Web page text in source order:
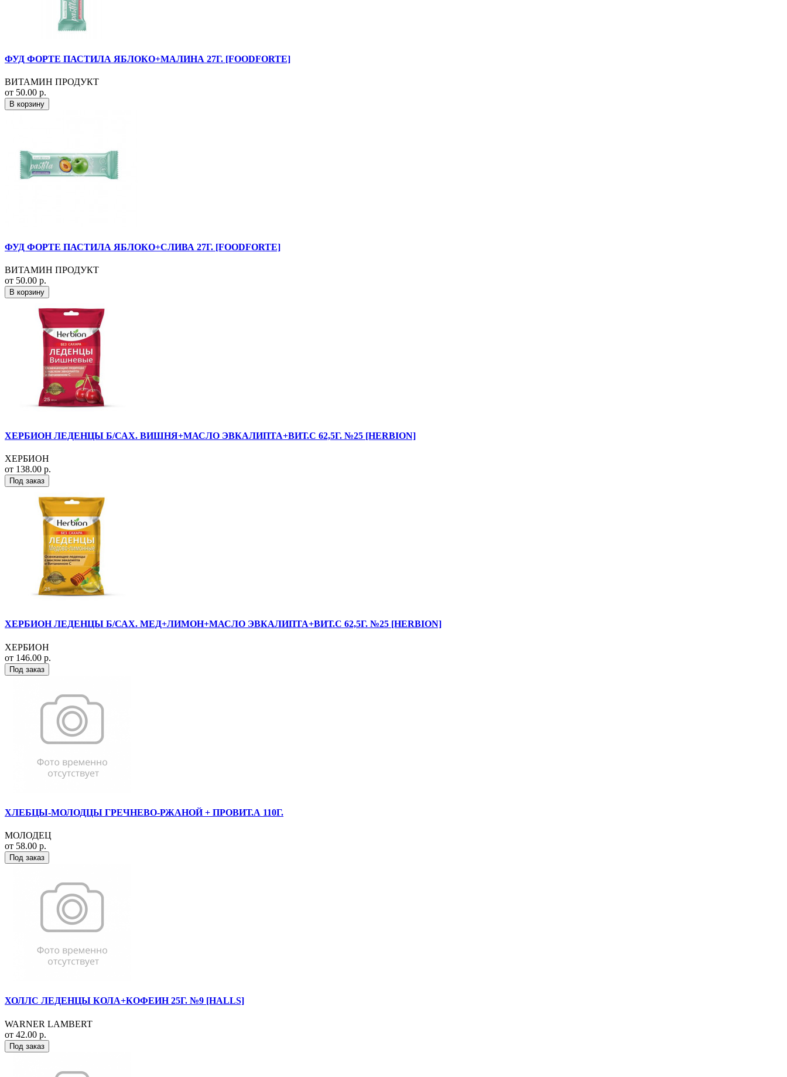
ФУД ФОРТЕ ПАСТИЛА ЯБЛОКО+МАЛИНА 27Г. [FOODFORTE]
ВИТАМИН ПРОДУКТ
от 50.00 р.
В корзину
ФУД ФОРТЕ ПАСТИЛА ЯБЛОКО+СЛИВА 27Г. [FOODFORTE]
ВИТАМИН ПРОДУКТ
от 50.00 р.
В корзину
ХЕРБИОН ЛЕДЕНЦЫ Б/САХ. ВИШНЯ+МАСЛО ЭВКАЛИПТА+ВИТ.С 62,5Г. №25 [HERBION]
ХЕРБИОН
от 138.00 р.
Под заказ
ХЕРБИОН ЛЕДЕНЦЫ Б/САХ. МЕД+ЛИМОН+МАСЛО ЭВКАЛИПТА+ВИТ.С 62,5Г. №25 [HERBION]
ХЕРБИОН
от 146.00 р.
Под заказ
ХЛЕБЦЫ-МОЛОДЦЫ ГРЕЧНЕВО-РЖАНОЙ + ПРОВИТ.А 110Г.
МОЛОДЕЦ
от 58.00 р.
Под заказ
ХОЛЛС ЛЕДЕНЦЫ КОЛА+КОФЕИН 25Г. №9 [HALLS]
WARNER LAMBERT
от 42.00 р.
Под заказ